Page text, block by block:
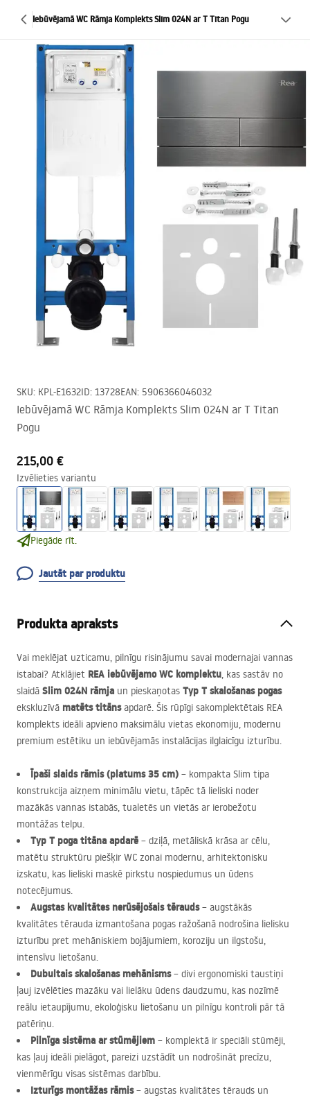
Iebūvējamā WC Rāmja Komplekts Slim 024N ar T Titan Pogu
SKU: KPL-E1632ID: 13728EAN: 5906366046032
Iebūvējamā WC Rāmja Komplekts Slim 024N ar T Titan
Pogu
215,00 €
Izvēlieties variantu
Piegāde rīt.
Jautāt par produktu
Produkta apraksts
Vai meklējat uzticamu, pilnīgu risinājumu savai modernajai vannas
istabai? Atklājiet REA iebūvējamo WC komplektu, kas sastāv no
slaidā Slim 024N rāmja un pieskaņotas Typ T skalošanas pogas
ekskluzīvā matēts titānsapdarē. Šis rūpīgi sakomplektētais REA
komplekts ideāli apvieno maksimālu vietas ekonomiju, modernu
premium estētiku un iebūvējamās instalācijas ilglaicīgu izturību.
Īpaši slaids rāmis (platums 35 cm) – kompakta Slim tipa
konstrukcija aizņem minimālu vietu, tāpēc tā lieliski noder
mazākās vannas istabās, tualetēs un vietās ar ierobežotu
montāžas telpu.
Typ T poga titāna apdarē – dziļā, metāliskā krāsa ar cēlu,
matētu struktūru piešķir WC zonai modernu, arhitektonisku
izskatu, kas lieliski maskē pirkstu nospiedumus un ūdens
notecējumus.
Augstas kvalitātes nerūsējošais tērauds– augstākās
kvalitātes tērauda izmantošana pogas ražošanā nodrošina lielisku
izturību pret mehāniskiem bojājumiem, koroziju un ilgstošu,
intensīvu lietošanu.
Dubultais skalošanas mehānisms– divi ergonomiski taustiņi
ļauj izvēlēties mazāku vai lielāku ūdens daudzumu, kas nozīmē
reālu ietaupījumu, ekoloģisku lietošanu un pilnīgu kontroli pār tā
patēriņu.
Pilnīga sistēma ar stūmējiem – komplektā ir speciāli stūmēji,
kas ļauj ideāli pielāgot, pareizi uzstādīt un nodrošināt precīzu,
vienmērīgu visas sistēmas darbību.
Izturīgs montāžas rāmis– augstas kvalitātes tērauds un